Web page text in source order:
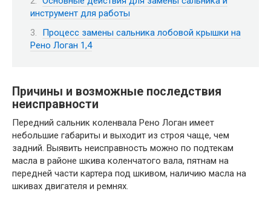
инструмент для работы
Процесс замены сальника лобовой крышки на
Рено Логан 1,4
Причины и возможные последствия
неисправности
Передний сальник коленвала Рено Логан имеет
небольшие габариты и выходит из строя чаще, чем
задний. Выявить неисправность можно по подтекам
масла в районе шкива коленчатого вала, пятнам на
передней части картера под шкивом, наличию масла на
шкивах двигателя и ремнях.